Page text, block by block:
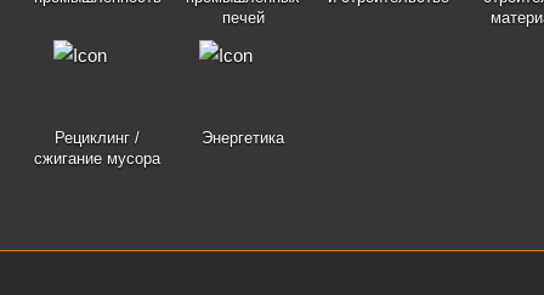
печей
Рециклинг /
сжигание мусора
Энергетика